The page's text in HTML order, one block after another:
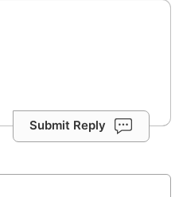
Submit Reply